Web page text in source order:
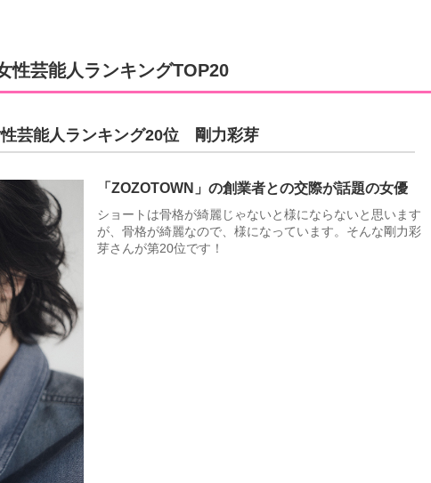
性芸能人ランキングTOP20
芸能人ランキング20位 剛力彩芽
「ZOZOTOWN」の創業者との交際が話題の女優
ショートは骨格が綺麗じゃないと様にならないと思います
が、骨格が綺麗なので、様になっています。そんな剛力彩
芽さんが第20位です！